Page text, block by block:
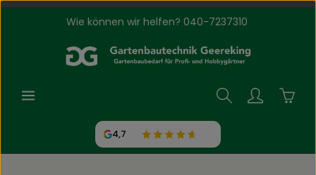
Zum Hauptinhalt springen
Wie können wir helfen? 040-7237310
4,7